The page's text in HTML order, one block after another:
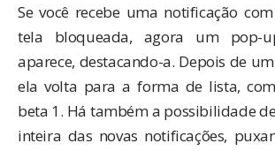
Se você recebe uma notificação
tela bloqueada, agora um pop-
aparece, destacando-a. Depois de
ela volta para a forma de lista,
beta 1. Há também a possibilidade
inteira das novas notificações,